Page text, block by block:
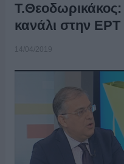
κανάλι στην ΕΡΤ
14/04/2019